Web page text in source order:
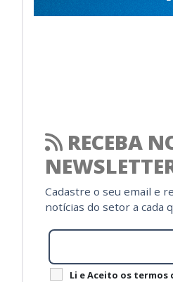
RECEBA
Cadastre o seu email e
notícias do setor a cada
Li e Aceito os termos